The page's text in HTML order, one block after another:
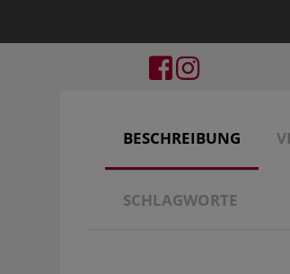
BESCHREIBUNG
SCHLAGWORTE